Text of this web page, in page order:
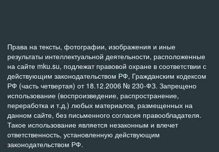
Права на тексты, фотографии, изображения и иные
результаты интеллектуальной деятельности, расположенные
на сайте mku.su, подлежат правовой охране в соответствии с
действующим законодательством РФ, Гражданским кодексом
РФ (часть четвертая) от 18.12.2006 № 230-ФЗ. Запрещено
использование (воспроизведение, распространение,
переработка и т.д.) любых материалов, размещенных на
данном сайте, без письменного согласия правообладателя.
Такое использование является незаконным и влечет
ответственность, установленную действующим
законодательством РФ.